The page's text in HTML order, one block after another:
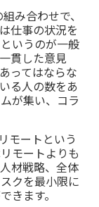
み合わせで、
仕事の状況を
いうのが一般
貫した意見
ってはならな
る人の数をあ
が集い、コラ
モートという
モートよりも
材戦略、全体
クを最小限に
きます。